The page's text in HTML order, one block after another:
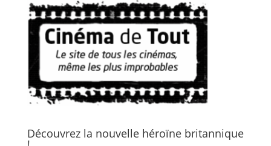
Découvrez la nouvelle héroïne britannique